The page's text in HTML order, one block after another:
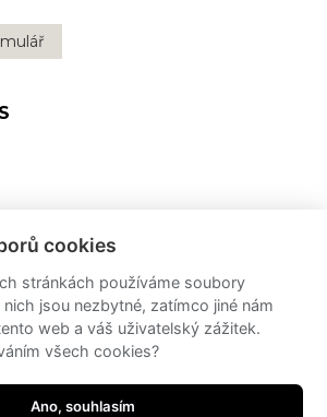
cookies
stránkách používáme soubory
jsou nezbytné, zatímco jiné nám
web a váš uživatelský zážitek.
všech cookies?
Ano, souhlasímPotřebujete poradit?